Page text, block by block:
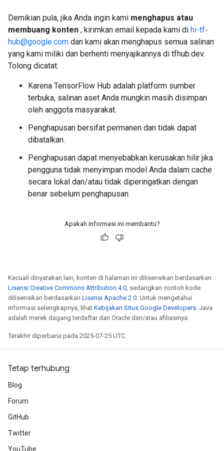
Demikian pula, jika Anda ingin kami menghapus atau
membuang konten , kirimkan email kepada kami di hi-tf-
hub@google.com dan kami akan menghapus semua salinan
yang kami miliki dan berhenti menyajikannya di tfhub.dev.
Tolong dicatat:
Karena TensorFlow Hub adalah platform sumber
terbuka, salinan aset Anda mungkin masih disimpan
oleh anggota masyarakat.
Penghapusan bersifat permanen dan tidak dapat
dibatalkan.
Penghapusan dapat menyebabkan kerusakan hilir jika
pengguna tidak menyimpan model Anda dalam cache
secara lokal dan/atau tidak diperingatkan dengan
benar sebelum penghapusan.
Apakah informasi ini membantu?
Kecuali dinyatakan lain, konten di halaman ini dilisensikan berdasarkan
Lisensi Creative Commons Attribution 4.0, sedangkan contoh kode
dilisensikan berdasarkan Lisensi Apache 2.0. Untuk mengetahui
informasi selengkapnya, lihat Kebijakan Situs Google Developers. Java
adalah merek dagang terdaftar dari Oracle dan/atau afiliasinya.
Terakhir diperbarui pada 2025-07-25 UTC.
Tetap terhubung
Blog
Forum
GitHub
Twitter
YouTube